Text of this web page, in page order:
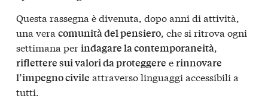
Questa rassegna è divenuta, dopo anni di attività,
una vera comunità del pensiero , che si ritrova ogni
settimana perindagare la contemporaneità
riflettere sui valori da proteggere erinnovare
l’impegno civile attraverso linguaggi accessibili a
tutti.